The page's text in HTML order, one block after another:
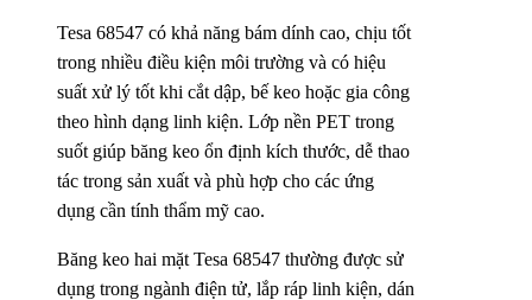
Tesa 68547 có khả năng bám dính cao, chịu tốt
trong nhiều điều kiện môi trường và có hiệu
suất xử lý tốt khi cắt dập, bế keo hoặc gia công
theo hình dạng linh kiện. Lớp nền PET trong
suốt giúp băng keo ổn định kích thước, dễ thao
tác trong sản xuất và phù hợp cho các ứng
dụng cần tính thẩm mỹ cao.
Băng keo hai mặt Tesa 68547 thường được sử
dụng trong ngành điện tử, lắp ráp linh kiện, dán